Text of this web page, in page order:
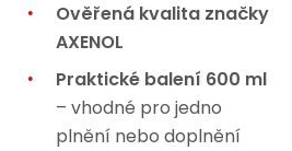
Ověřená kvalita značky
AXENOL
Praktické balení 600 ml
– vhodné pro jedno
plnění nebo doplnění